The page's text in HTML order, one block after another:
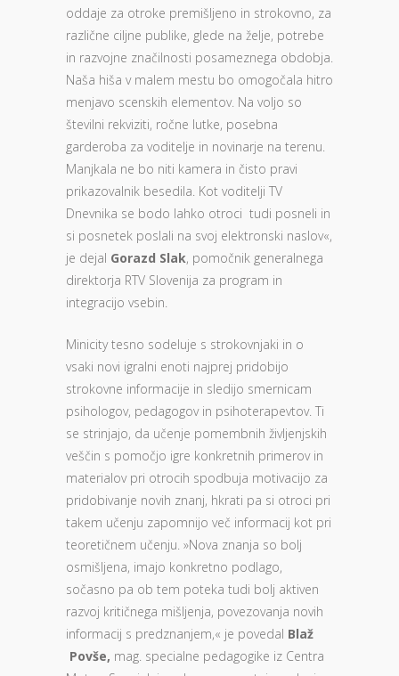
oddaje za otroke premišljeno in strokovno, za
različne ciljne publike, glede na želje, potrebe
in razvojne značilnosti posameznega obdobja.
Naša hiša v malem mestu bo omogočala hitro
menjavo scenskih elementov. Na voljo so
številni rekviziti, ročne lutke, posebna
garderoba za voditelje in novinarje na terenu.
Manjkala ne bo niti kamera in čisto pravi
prikazovalnik besedila. Kot voditelji TV
Dnevnika se bodo lahko otroci tudi posneli in
si posnetek poslali na svoj elektronski naslov«,
je dejal Gorazd Slak, pomočnik generalnega
direktorja RTV Slovenija za program in
integracijo vsebin.
Minicity tesno sodeluje s strokovnjaki in o
vsaki novi igralni enoti najprej pridobijo
strokovne informacije in sledijo smernicam
psihologov, pedagogov in psihoterapevtov. Ti
se strinjajo, da učenje pomembnih življenjskih
veščin s pomočjo igre konkretnih primerov in
materialov pri otrocih spodbuja motivacijo za
pridobivanje novih znanj, hkrati pa si otroci pri
takem učenju zapomnijo več informacij kot pri
teoretičnem učenju. »Nova znanja so bolj
osmišljena, imajo konkretno podlago,
sočasno pa ob tem poteka tudi bolj aktiven
razvoj kritičnega mišljenja, povezovanja novih
informacij s predznanjem,« je povedal Blaž
Povše, mag. specialne pedagogike iz Centra